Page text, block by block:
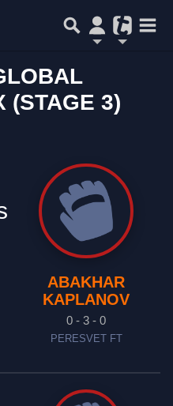
(STAGE 3)
ABAKHAR
KAPLANOV
0 - 3 - 0
PERESVET FT